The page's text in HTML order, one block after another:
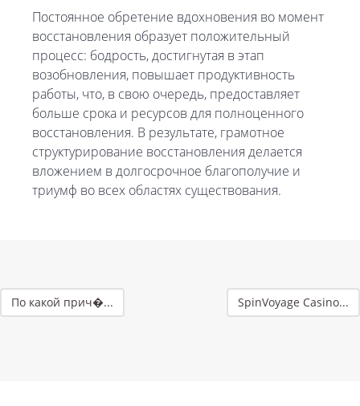
Постоянное обретение вдохновения во момент
восстановления образует положительный
процесс: бодрость, достигнутая в этап
возобновления, повышает продуктивность
работы, что, в свою очередь, предоставляет
больше срока и ресурсов для полноценного
восстановления. В результате, грамотное
структурирование восстановления делается
вложением в долгосрочное благополучие и
триумф во всех областях существования.
По какой прич�... SpinVoyage Casino...